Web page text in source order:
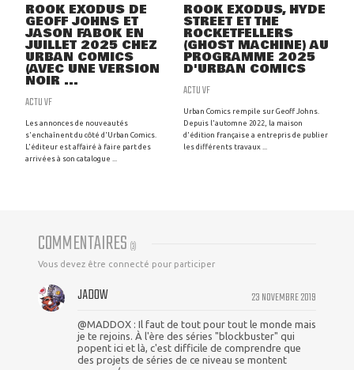
ROOK EXODUS DE
GEOFF JOHNS ET
JASON FABOK EN
JUILLET 2025 CHEZ
URBAN COMICS
(AVEC UNE VERSION
NOIR ...
ACTU VF
Les annonces de nouveautés
s'enchaînent du côté d'Urban Comics.
L'éditeur est affairé à faire part des
arrivées à son catalogue ...
ROOK EXODUS, HYDE
STREET ET THE
ROCKETFELLERS
(GHOST MACHINE) AU
PROGRAMME 2025
D'URBAN COMICS
ACTU VF
Urban Comics rempile sur Geoff Johns.
Depuis l'automne 2022, la maison
d'édition française a entrepris de publier
les différents travaux ...
COMMENTAIRES (3)
Vous devez être connecté pour participer
23 NOVEMBRE 2019
JADOW
@MADDOX : Il faut de tout pour tout le monde mais
je te rejoins. À l'ère des séries "blockbuster" qui
popent ici et là, c'est difficile de comprendre que
des projets de séries de ce niveau se montent